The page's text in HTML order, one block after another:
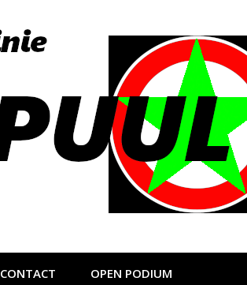
CONTACT OPEN PODIUM